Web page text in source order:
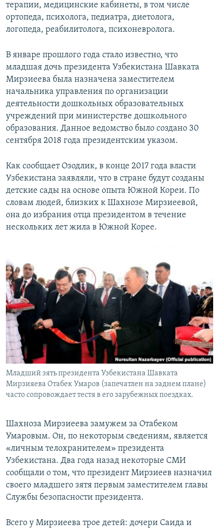
терапии, медицинские кабинеты, в том числе
ортопеда, психолога, педиатра, диетолога,
логопеда, реабилитолога, психоневролога.
В январе прошлого года стало известно, что
младшая дочь президента Узбекистана Шавката
Мирзиеева была назначена заместителем
начальника управления по организации
деятельности дошкольных образовательных
учреждений при министерстве дошкольного
образования. Данное ведомство было создано 30
сентября 2018 года президентским указом.
Как сообщает Озодлик, в конце 2017 года власти
Узбекистана заявляли, что в стране будут созданы
детские сады на основе опыта Южной Кореи. По
словам людей, близких к Шахнозе Мирзиеевой,
она до избрания отца президентом в течение
нескольких лет жила в Южной Корее.
Младший зять президента Узбекистана Шавката
Мирзияева Отабек Умаров (запечатлен на заднем плане)
часто сопровождает тестя в его зарубежных поездках.
Шахноза Мирзиеева замужем за Отабеком
Умаровым. Он, по некоторым сведениям, является
«личным телохранителем» президента
Узбекистана. Два года назад некоторые СМИ
сообщали о том, что президент Мирзиеев назначил
своего младшего зятя первым заместителем главы
Службы безопасности президента.
Всего у Мирзиеева трое детей: дочери Саида и